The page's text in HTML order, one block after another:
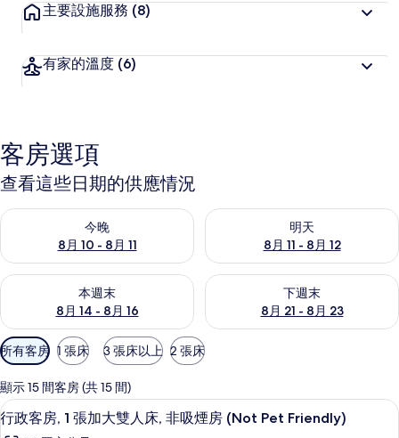
主要設施服務 (8)
有家的溫度 (6)
客房選項
查看這些日期的供應情況
今晚
8月 10 - 8月 11
查看今晚 (8月 10 - 8月 11) 的供應情況
明天
8月 11 - 8月 12
查看明天 (8月 11 - 8月 12) 的供
本週末
8月 14 - 8月 16
查看本週末 (8月 14 - 8月 16) 的供應情況
下週末
8月 21 - 8月 23
查看下週末 (8月 21 - 8月 23)
可
用
的
客
房
所有客房 1 張床 3 張床以上 2 張床
顯示 15 間客房 (共 15 間)
顯
示
行政客房, 1 張加大雙人床, 非吸煙房
18
行政客房, 1 張加大雙人床, 非吸煙房 (Not Pet Friendly)